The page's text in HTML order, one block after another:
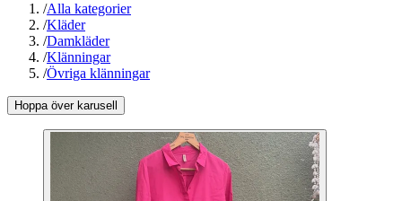
/Alla kategorier
/Kläder
/Damkläder
/Klänningar
/Övriga klänningar
Hoppa över karusell